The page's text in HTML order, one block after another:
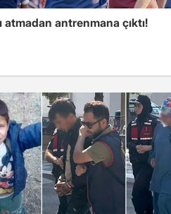
atmadan antrenmana çıktı!